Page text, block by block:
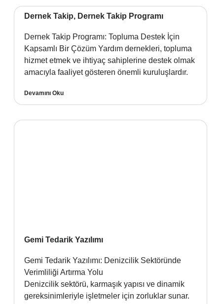
Dernek Takip, Dernek Takip Programı
Dernek Takip Programı: Topluma Destek İçin
Kapsamlı Bir Çözüm Yardım dernekleri, topluma
hizmet etmek ve ihtiyaç sahiplerine destek olmak
amacıyla faaliyet gösteren önemli kuruluşlardır.
Devamını Oku
Gemi Tedarik Yazılımı
Gemi Tedarik Yazılımı: Denizcilik Sektöründe
Verimliliği Artırma Yolu
Denizcilik sektörü, karmaşık yapısı ve dinamik
gereksinimleriyle işletmeler için zorluklar sunar.